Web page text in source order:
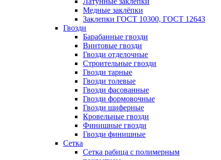
Медные заклёпки
Заклепки ГОСТ 10300, ГОСТ 12643
Гвозди
Барабанные гвозди
Винтовые гвозди
Гвозди отделочные
Строительные гвозди
Гвозди тарные
Гвозди толевые
Гвозди фасованные
Гвозди формовочные
Гвозди шиферные
Кровельные гвозди
Финишные гвозди
Гвозди финишные
Сетка
Сетка рабица с полимерным